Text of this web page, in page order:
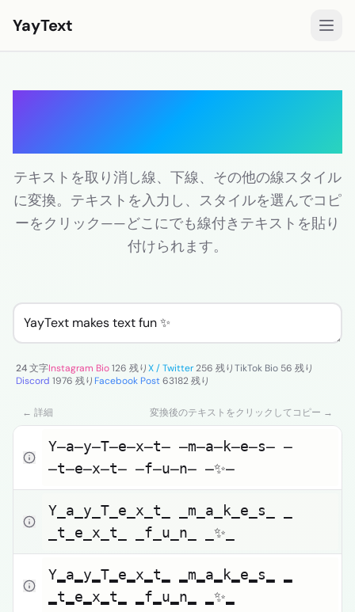
YayText
Facebookフォント
TikTokフォント
Twitter/Xフォント
エステティックテキスト
Toggle theme
テキストを取り消し線、下線、その他の線スタイル
に変換。テキストを入力し、スタイルを選んでコピ
ーをクリック——どこにでも線付きテキストを貼り
付けられます。
24 文字Instagram Bio126 残りX / Twitter256 残りTikTok Bio 56 残り
Discord 1976 残り Facebook Post63182 残り
← 詳細 変換後のテキストをクリックしてコピー →
Y̶a̶y̶T̶e̶x̶t̶ ̶m̶a̶k̶e̶s̶
̶t̶e̶x̶t̶ ̶f̶u̶n̶ ̶✨̶
Y̲a̲y̲T̲e̲x̲t̲ ̲m̲a̲k̲e̲s̲
̲t̲e̲x̲t̲ ̲f̲u̲n̲ ̲✨̲
Y̳a̳y̳T̳e̳x̳t̳ ̳m̳a̳k̳e̳s̳
̳t̳e̳x̳t̳ ̳f̳u̳n̳ ̳✨̳